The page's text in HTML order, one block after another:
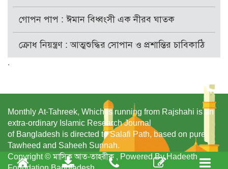
গোপন পাপ : ঈমান বিধ্বংসী এক নীরব ঘাতক
ক্রোধ নিয়ন্ত্রণ : আত্মশুদ্ধির সোপান ও প্রশান্তির চাবিকাঠি
.
Monthly At-Tahreek, Which is running from Rajshahi is an
extra-ordinary Islamic Research Journal
of Bangladesh is directed to Salafi Path, based on pure
Tawheed and Saheeh Sunnah.
Copyright © মাসিক আত-তাহরীক , Powered By Hadeeth